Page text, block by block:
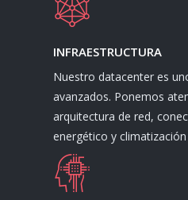
INFRAESTRUCTURA
Nuestro datacenter es
avanzados. Ponemos
arquitectura de red,
energético y